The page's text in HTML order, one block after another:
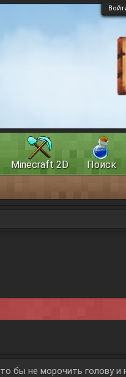
бы не морочить голову и
Minecraft 2D Поиск